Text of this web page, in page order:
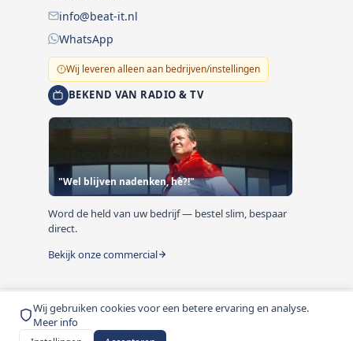
Wij gebruiken cookies voor een betere ervaring en analyse.
Meer info
info@beat-it.nl
WhatsApp
Wij leveren alleen aan bedrijven/instellingen
BEKEND VAN RADIO & TV
"Wel blijven nadenken, hè?!"
Word de held van uw bedrijf — bestel slim, bespaar
direct.
Bekijk onze commercial
© 1999-2026 Beat-it.nl. Vermelde prijzen zijn excl. BTW
tenzij anders vermeld.